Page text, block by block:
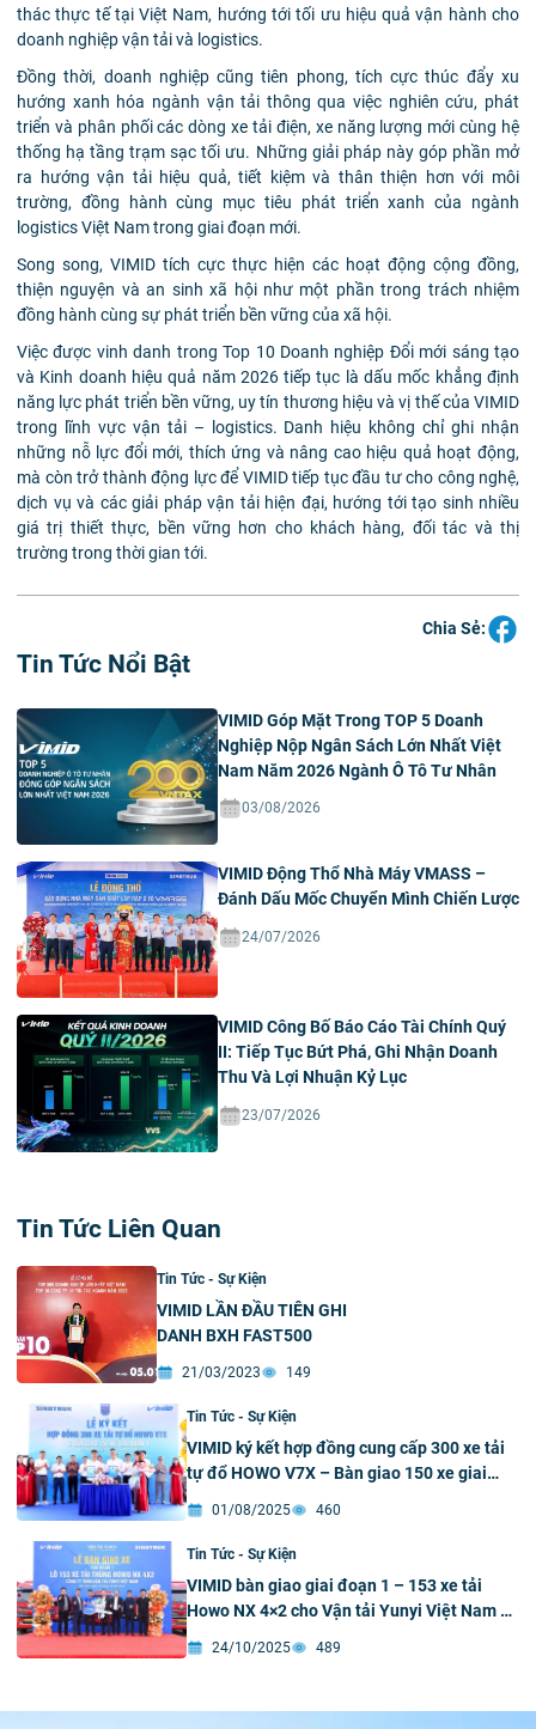
thác thực tế tại Việt Nam, hướng tới tối ưu hiệu quả vận hành cho
doanh nghiệp vận tải và logistics.
Đồng thời, doanh nghiệp cũng tiên phong, tích cực thúc đẩy xu
hướng xanh hóa ngành vận tải thông qua việc nghiên cứu, phát
triển và phân phối các dòng xe tải điện, xe năng lượng mới cùng hệ
thống hạ tầng trạm sạc tối ưu. Những giải pháp này góp phần mở
ra hướng vận tải hiệu quả, tiết kiệm và thân thiện hơn với môi
trường, đồng hành cùng mục tiêu phát triển xanh của ngành
logistics Việt Nam trong giai đoạn mới.
Song song, VIMID tích cực thực hiện các hoạt động cộng đồng,
thiện nguyện và an sinh xã hội như một phần trong trách nhiệm
đồng hành cùng sự phát triển bền vững của xã hội.
Việc được vinh danh trong Top 10 Doanh nghiệp Đổi mới sáng tạo
và Kinh doanh hiệu quả năm 2026 tiếp tục là dấu mốc khẳng định
năng lực phát triển bền vững, uy tín thương hiệu và vị thế của VIMID
trong lĩnh vực vận tải – logistics. Danh hiệu không chỉ ghi nhận
những nỗ lực đổi mới, thích ứng và nâng cao hiệu quả hoạt động,
mà còn trở thành động lực để VIMID tiếp tục đầu tư cho công nghệ,
dịch vụ và các giải pháp vận tải hiện đại, hướng tới tạo sinh nhiều
giá trị thiết thực, bền vững hơn cho khách hàng, đối tác và thị
trường trong thời gian tới.
Chia Sẻ:
Tin Tức Nổi Bật
VIMID Góp Mặt Trong TOP 5 Doanh
Nghiệp Nộp Ngân Sách Lớn Nhất Việt
Nam Năm 2026 Ngành Ô Tô Tư Nhân
03/08/2026
VIMID Động Thổ Nhà Máy VMASS –
Đánh Dấu Mốc Chuyển Mình Chiến Lược
24/07/2026
VIMID Công Bố Báo Cáo Tài Chính Quý
II: Tiếp Tục Bứt Phá, Ghi Nhận Doanh
Thu Và Lợi Nhuận Kỷ Lục
23/07/2026
Tin Tức Liên Quan
Tin Tức - Sự Kiện
VIMID LẦN ĐẦU TIÊN GHI
DANH BXH FAST500
21/03/2023 149
Tin Tức - Sự Kiện
VIMID ký kết hợp đồng cung cấp 300 xe tải
tự đổ HOWO V7X – Bàn giao 150 xe giai
đoạn 1 cùng Công ty Cổ phần dịch vụ vận tải
và xe du lịch Bắc Ninh FC
01/08/2025 460
Tin Tức - Sự Kiện
VIMID bàn giao giai đoạn 1 – 153 xe tải
Howo NX 4×2 cho Vận tải Yunyi Việt Nam –
Bước khởi đầu hợp tác chiến lược vì mục
tiêu phát triển bền vững ngành Vận tải –
24/10/2025 489